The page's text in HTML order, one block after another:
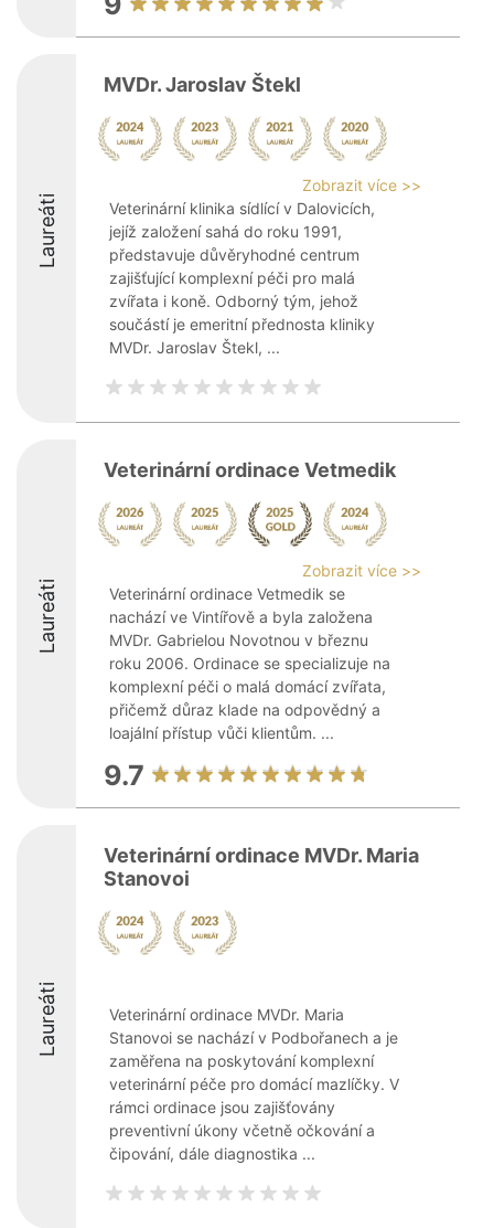
Laureáti
MVDr. Jaroslav Štekl
Zobrazit více >>
Veterinární klinika sídlící v Dalovicích,
jejíž založení sahá do roku 1991,
představuje důvěryhodné centrum
zajišťující komplexní péči pro malá
zvířata i koně. Odborný tým, jehož
součástí je emeritní přednosta kliniky
MVDr. Jaroslav Štekl, ...
Laureáti
Veterinární ordinace Vetmedik
Zobrazit více >>
Veterinární ordinace Vetmedik se
nachází ve Vintířově a byla založena
MVDr. Gabrielou Novotnou v březnu
roku 2006. Ordinace se specializuje na
komplexní péči o malá domácí zvířata,
přičemž důraz klade na odpovědný a
loajální přístup vůči klientům. ...
9.7
Laureáti
Veterinární ordinace MVDr. Maria
Stanovoi
Veterinární ordinace MVDr. Maria
Stanovoi se nachází v Podbořanech a je
zaměřena na poskytování komplexní
veterinární péče pro domácí mazlíčky. V
rámci ordinace jsou zajišťovány
preventivní úkony včetně očkování a
čipování, dále diagnostika ...